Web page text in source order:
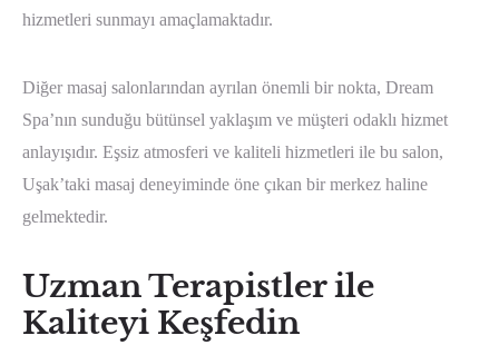
hizmetleri sunmayı amaçlamaktadır.
Diğer masaj salonlarından ayrılan önemli bir nokta, Dream
Spa’nın sunduğu bütünsel yaklaşım ve müşteri odaklı hizmet
anlayışıdır. Eşsiz atmosferi ve kaliteli hizmetleri ile bu salon,
Uşak’taki masaj deneyiminde öne çıkan bir merkez haline
gelmektedir.
Uzman Terapistler ile
Kaliteyi Keşfedin